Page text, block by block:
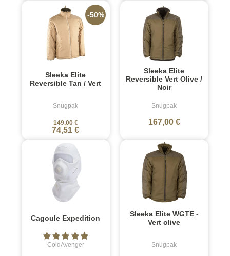
Sleeka Elite
Reversible Tan / Vert
Snugpak
149,00 €
74,51 €
-50%
Sleeka Elite
Reversible Vert Olive /
Noir
Snugpak
167,00 €
Cagoule Expedition
ColdAvenger
Sleeka Elite WGTE -
Vert olive
Snugpak